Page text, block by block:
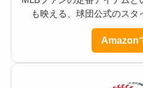
も映える、球団公式のスタ
Amazon